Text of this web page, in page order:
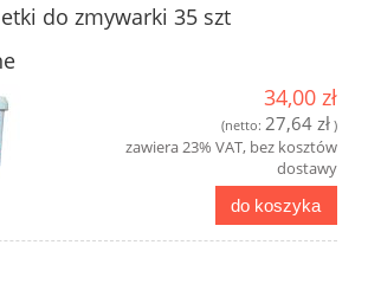
do zmywarki 35 szt
34,00 zł
(netto: 27,64 zł )
zawiera 23% VAT, bez kosztów
dostawy
do koszyka